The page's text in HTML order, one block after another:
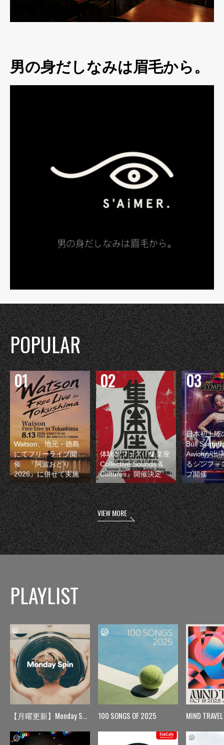
男の身だしなみは眉毛から。
POPULAR
Watson、地元・徳島
にてフリーライブ開
催 『阿波おどり
2026』に併せて実施
体験型フェス『集楽座
Collective Sounds &
Cultures』開催決定
日本初上陸
Bull
Awichが出
るシンフォ
ブ開催
VIEW MORE
PLAYLIST
【月曜更新】Monday Spin 100 SONGS OF 2025 MIND TRAVEL